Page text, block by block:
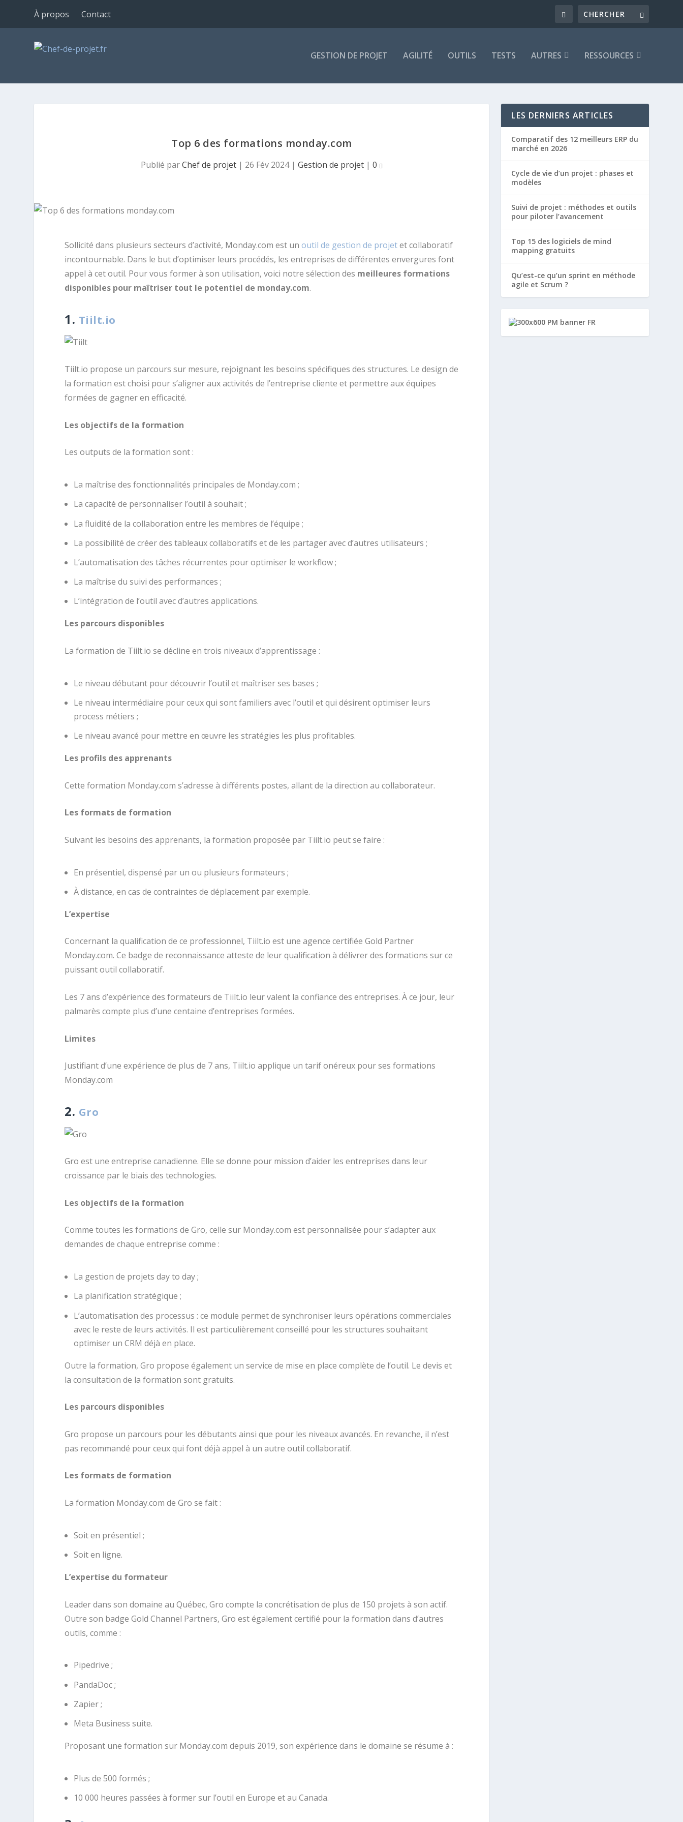
À propos Contact
GESTION DE PROJET AGILITÉ OUTILS TESTS AUTRES RESSOURCES
Top 6 des formations monday.com
Publié parChef de projet| 26 Fév 2024| Gestion de projet| 0
Sollicité dans plusieurs secteurs d’activité, Monday.com est unoutil de gestion de projetet collaboratif
incontournable. Dans le but d’optimiser leurs procédés, les entreprises de différentes envergures font
appel à cet outil. Pour vous former à son utilisation, voici notre sélection des meilleures formations
disponibles pour maîtriser tout le potentiel de monday.com.
1. Tiilt.io
Tiilt.io propose un parcours sur mesure, rejoignant les besoins spécifiques des structures. Le design de
la formation est choisi pour s’aligner aux activités de l’entreprise cliente et permettre aux équipes
formées de gagner en efficacité.
Les objectifs de la formation
Les outputs de la formation sont :
La maîtrise des fonctionnalités principales de Monday.com ;
La capacité de personnaliser l’outil à souhait ;
La fluidité de la collaboration entre les membres de l’équipe ;
La possibilité de créer des tableaux collaboratifs et de les partager avec d’autres utilisateurs ;
L’automatisation des tâches récurrentes pour optimiser le workflow ;
La maîtrise du suivi des performances ;
L’intégration de l’outil avec d’autres applications.
Les parcours disponibles
La formation de Tiilt.io se décline en trois niveaux d’apprentissage :
Le niveau débutant pour découvrir l’outil et maîtriser ses bases ;
Le niveau intermédiaire pour ceux qui sont familiers avec l’outil et qui désirent optimiser leurs
process métiers ;
Le niveau avancé pour mettre en œuvre les stratégies les plus profitables.
Les profils des apprenants
Cette formation Monday.com s’adresse à différents postes, allant de la direction au collaborateur.
Les formats de formation
Suivant les besoins des apprenants, la formation proposée par Tiilt.io peut se faire :
En présentiel, dispensé par un ou plusieurs formateurs ;
À distance, en cas de contraintes de déplacement par exemple.
L’expertise
Concernant la qualification de ce professionnel, Tiilt.io est une agence certifiée Gold Partner
Monday.com. Ce badge de reconnaissance atteste de leur qualification à délivrer des formations sur ce
puissant outil collaboratif.
Les 7 ans d’expérience des formateurs de Tiilt.io leur valent la confiance des entreprises. À ce jour, leur
palmarès compte plus d’une centaine d’entreprises formées.
Limites
Justifiant d’une expérience de plus de 7 ans, Tiilt.io applique un tarif onéreux pour ses formations
Monday.com
2. Gro
Gro est une entreprise canadienne. Elle se donne pour mission d’aider les entreprises dans leur
croissance par le biais des technologies.
Les objectifs de la formation
Comme toutes les formations de Gro, celle sur Monday.com est personnalisée pour s’adapter aux
demandes de chaque entreprise comme :
La gestion de projets day to day ;
La planification stratégique ;
L’automatisation des processus : ce module permet de synchroniser leurs opérations commerciales
avec le reste de leurs activités. Il est particulièrement conseillé pour les structures souhaitant
optimiser un CRM déjà en place.
Outre la formation, Gro propose également un service de mise en place complète de l’outil. Le devis et
la consultation de la formation sont gratuits.
Les parcours disponibles
Gro propose un parcours pour les débutants ainsi que pour les niveaux avancés. En revanche, il n’est
pas recommandé pour ceux qui font déjà appel à un autre outil collaboratif.
Les formats de formation
La formation Monday.com de Gro se fait :
Soit en présentiel ;
Soit en ligne.
L’expertise du formateur
Leader dans son domaine au Québec, Gro compte la concrétisation de plus de 150 projets à son actif.
Outre son badge Gold Channel Partners, Gro est également certifié pour la formation dans d’autres
outils, comme :
Pipedrive ;
PandaDoc ;
Zapier ;
Meta Business suite.
Proposant une formation sur Monday.com depuis 2019, son expérience dans le domaine se résume à :
Plus de 500 formés ;
10 000 heures passées à former sur l’outil en Europe et au Canada.
LES DERNIERS ARTICLES
Comparatif des 12 meilleurs ERP du
marché en 2026
Cycle de vie d’un projet : phases et
modèles
Suivi de projet : méthodes et outils
pour piloter l’avancement
Top 15 des logiciels de mind
mapping gratuits
Qu’est-ce qu’un sprint en méthode
agile et Scrum ?